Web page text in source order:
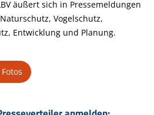
äußert sich in Pressemeldungen
Vogelschutz,
Entwicklung und Planung.